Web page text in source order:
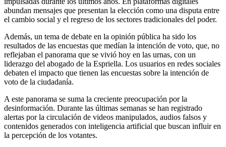
abundan mensajes que presentan la elección como una disputa entre
el cambio social y el regreso de los sectores tradicionales del poder.
Además, un tema de debate en la opinión pública ha sido los
resultados de las encuestas que medían la intención de voto, que, no
reflejaban el panorama que se vivió hoy en las urnas, con un
liderazgo del abogado de la Espriella. Los usuarios en redes sociales
debaten el impacto que tienen las encuestas sobre la intención de
voto de la ciudadanía.
A este panorama se suma la creciente preocupación por la
desinformación. Durante las últimas semanas se han registrado
alertas por la circulación de videos manipulados, audios falsos y
contenidos generados con inteligencia artificial que buscan influir en
la percepción de los votantes.